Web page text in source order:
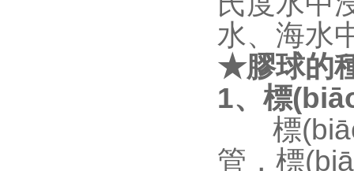
水、海水
★膠球的
1、標
標(biāo)
管，